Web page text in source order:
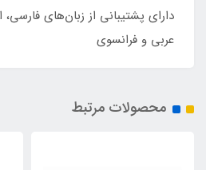
دارای پشتیبانی از زبان‌های
عربی و فرانسوی
محصولات مرتبط